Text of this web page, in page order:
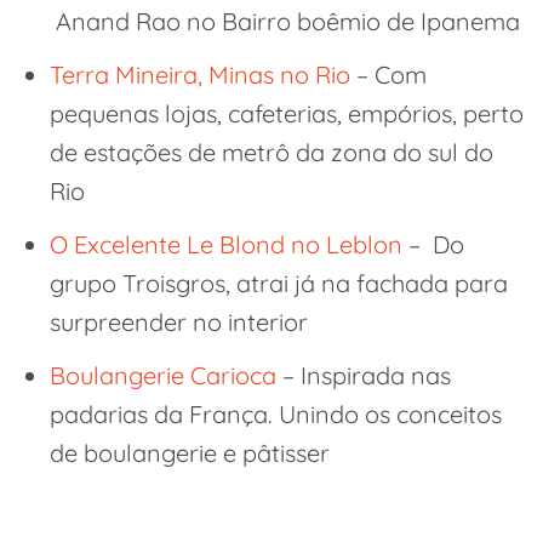
Anand Rao no Bairro boêmio de Ipanema
Terra Mineira, Minas no Rio – Com
pequenas lojas, cafeterias, empórios, perto
de estações de metrô da zona do sul do
Rio
O Excelente Le Blond no Leblon – Do
grupo Troisgros, atrai já na fachada para
surpreender no interior
Boulangerie Carioca – Inspirada nas
padarias da França. Unindo os conceitos
de boulangerie e pâtisser